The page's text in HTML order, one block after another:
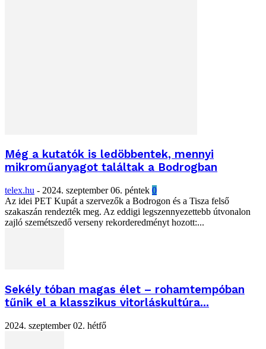
Még a kutatók is ledöbbentek, mennyi
mikroműanyagot találtak a Bodrogban
telex.hu - 2024. szeptember 06. péntek 0
Az idei PET Kupát a szervezők a Bodrogon és a Tisza felső
szakaszán rendezték meg. Az eddigi legszennyezettebb útvonalon
zajló szemétszedő verseny rekorderedményt hozott:...
Sekély tóban magas élet – rohamtempóban
tűnik el a klasszikus vitorláskultúra...
2024. szeptember 02. hétfő